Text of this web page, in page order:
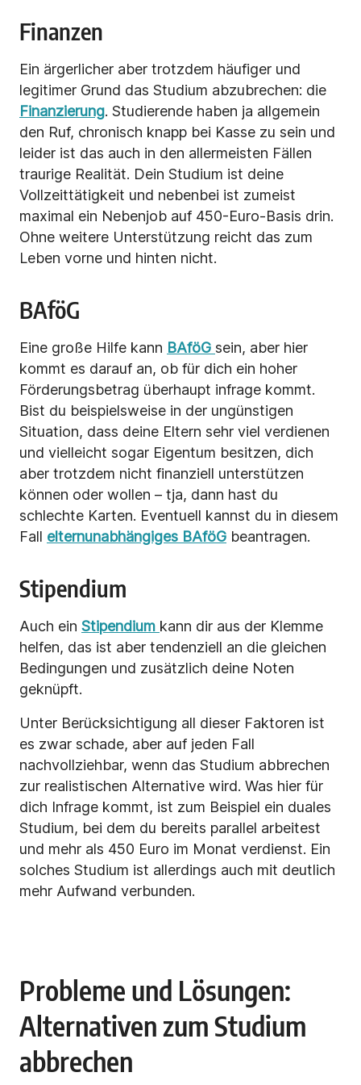
Finanzen
Ein ärgerlicher aber trotzdem häufiger und
legitimer Grund das Studium abzubrechen: die
Finanzierung. Studierende haben ja allgemein
den Ruf, chronisch knapp bei Kasse zu sein und
leider ist das auch in den allermeisten Fällen
traurige Realität. Dein Studium ist deine
Vollzeittätigkeit und nebenbei ist zumeist
maximal ein Nebenjob auf 450-Euro-Basis drin.
Ohne weitere Unterstützung reicht das zum
Leben vorne und hinten nicht.
BAföG
Eine große Hilfe kann BAföG sein, aber hier
kommt es darauf an, ob für dich ein hoher
Förderungsbetrag überhaupt infrage kommt.
Bist du beispielsweise in der ungünstigen
Situation, dass deine Eltern sehr viel verdienen
und vielleicht sogar Eigentum besitzen, dich
aber trotzdem nicht finanziell unterstützen
können oder wollen – tja, dann hast du
schlechte Karten. Eventuell kannst du in diesem
Fall elternunabhängiges BAföG beantragen.
Stipendium
Auch ein Stipendium kann dir aus der Klemme
helfen, das ist aber tendenziell an die gleichen
Bedingungen und zusätzlich deine Noten
geknüpft.
Unter Berücksichtigung all dieser Faktoren ist
es zwar schade, aber auf jeden Fall
nachvollziehbar, wenn das Studium abbrechen
zur realistischen Alternative wird. Was hier für
dich Infrage kommt, ist zum Beispiel ein duales
Studium, bei dem du bereits parallel arbeitest
und mehr als 450 Euro im Monat verdienst. Ein
solches Studium ist allerdings auch mit deutlich
mehr Aufwand verbunden.
Probleme und Lösungen:
Alternativen zum Studium
abbrechen